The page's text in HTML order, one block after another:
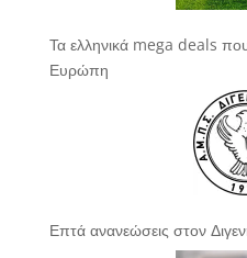
Τα ελληνικά mega deals
Ευρώπη
Επτά ανανεώσεις στον